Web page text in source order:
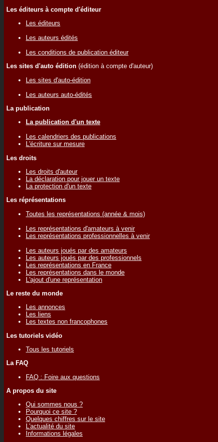
Les éditeurs à compte d'éditeur
Les éditeurs
Les auteurs édités
Les conditions de publication éditeur
Les sites d'auto édition (édition à compte d'auteur)
Les sites d'auto-édition
Les auteurs auto-édités
La publication
La publication d'un texte
Les calendriers des publications
L'écriture sur mesure
Les droits
Les droits d'auteur
La déclaration pour jouer un texte
La protection d'un texte
Les réprésentations
Toutes les représentations (année & mois)
Les représentations d'amateurs à venir
Les représentations professionnelles à venir
Les auteurs joués par des amateurs
Les auteurs joués par des professionnels
Les représentations en France
Les représentations dans le monde
L'ajout d'une représentation
Le reste du monde
Les annonces
Les liens
Les textes non francophones
Les tutoriels vidéo
Tous les tutoriels
La FAQ
FAQ : Foire aux questions
A propos du site
Qui sommes nous ?
Pourquoi ce site ?
Quelques chiffres sur le site
L'actualité du site
Informations légales